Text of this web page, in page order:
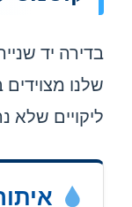
בדירה יד
שלנו
ליקויים שלא